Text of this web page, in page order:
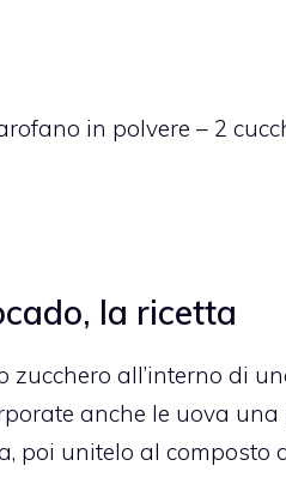
in polvere – 2
la ricetta
all’interno di
anche le uova
poi unitelo al